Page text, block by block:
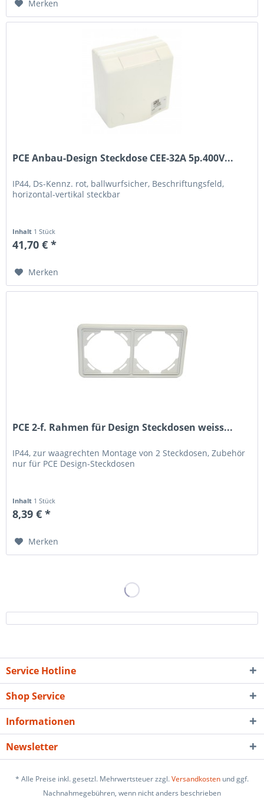
Merken
PCE Anbau-Design Steckdose CEE-32A 5p.400V...
IP44, Ds-Kennz. rot, ballwurfsicher, Beschriftungsfeld,
horizontal-vertikal steckbar
Inhalt 1 Stück
41,70 € *
Merken
PCE 2-f. Rahmen für Design Steckdosen weiss...
IP44, zur waagrechten Montage von 2 Steckdosen, Zubehör
nur für PCE Design-Steckdosen
Inhalt 1 Stück
8,39 € *
Merken
Service Hotline
Shop Service
Informationen
Newsletter
* Alle Preise inkl. gesetzl. Mehrwertsteuer zzgl.Versandkosten und ggf.
Nachnahmegebühren, wenn nicht anders beschrieben